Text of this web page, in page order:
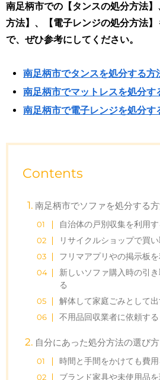
南足柄市での【タンスの処分方法
方法】、【電子レンジの処分方法
で、ぜひ参考にしてください。
南足柄市でタンスを処分する方
南足柄市でマットレスを処分す
南足柄市で電子レンジを処分す
Contents
南足柄市でソファを処分する
自治体の戸別収集を利用す
リサイクルショップで買
フリマアプリやの掲示板
新しいソファ購入時の引
る
解体して家庭ごみとして出
不用品回収業者に依頼する
自分にあった処分方法の選び方
時間と手間をかけても費
ブランド家具や未使用品